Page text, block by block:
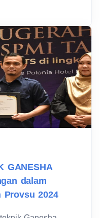
GANESHA
dalam
Provsu 2024